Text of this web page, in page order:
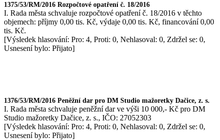
1375/53/RM/2016 Rozpočtové opatření č. 18/2016
I. Rada města schvaluje rozpočtové opatření č. 18/2016 v těchto
objemech: příjmy 0,00 tis. Kč, výdaje 0,00 tis. Kč, financování 0,00
tis. Kč.
[Výsledek hlasování: Pro: 4, Proti: 0, Nehlasoval: 0, Zdržel se: 0,
Usnesení bylo: Přijato]
1376/53/RM/2016 Peněžní dar pro DM Studio mažoretky Dačice, z. s.
I. Rada města schvaluje peněžní dar ve výši 10 000,- Kč pro DM
Studio mažoretky Dačice, z. s., IČO: 27052303
[Výsledek hlasování: Pro: 4, Proti: 0, Nehlasoval: 0, Zdržel se: 0,
Usnesení bylo: Přijato]